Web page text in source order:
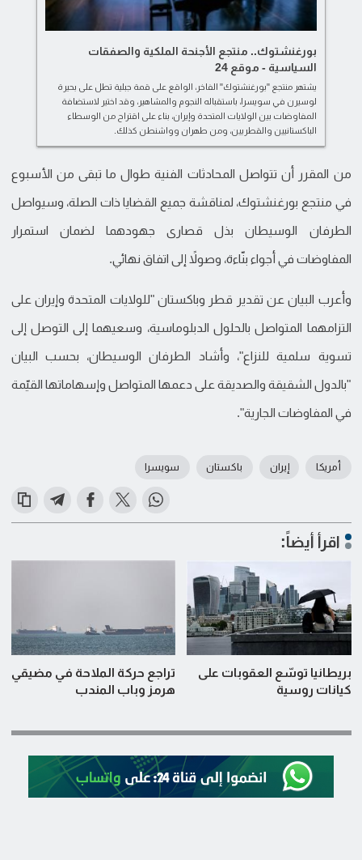
بورغنشتوك.. منتجع الأجنحة الملكية والصفقات
السياسية - موقع 24
يشتهر منتجع "بورغنشتوك" الفاخر، الواقع على قمة جبلية تطل على بحيرة
لوسيرن في سويسرا، باستقباله النجوم والمشاهير، وقد اختير لاستضافة
المفاوضات بين الولايات المتحدة وإيران، بناء على اقتراح من الوسطاء
الباكستانيين والقطريين، ومن طهران وواشنطن كذلك.
من المقرر أن تتواصل المحادثات الفنية طوال ما تبقى من الأسبوع
في منتجع بورغنشتوك، لمناقشة جميع القضايا ذات الصلة، وسيواصل
الطرفان الوسيطان بذل قصارى جهودهما لضمان استمرار
المفاوضات في أجواء بنّاءة، وصولاً إلى اتفاق نهائي.
وأعرب البيان عن تقدير قطر وباكستان "للولايات المتحدة وإيران على
التزامهما المتواصل بالحلول الدبلوماسية، وسعيهما إلى التوصل إلى
تسوية سلمية للنزاع"، وأشاد الطرفان الوسيطان، بحسب البيان
"بالدول الشقيقة والصديقة على دعمها المتواصل وإسهاماتها القيّمة
في المفاوضات الجارية".
أمريكا إيران باكستان سويسرا
اقرأ أيضاً:
بريطانيا توسّع العقوبات على
كيانات روسية
تراجع حركة الملاحة في مضيقي
هرمز وباب المندب